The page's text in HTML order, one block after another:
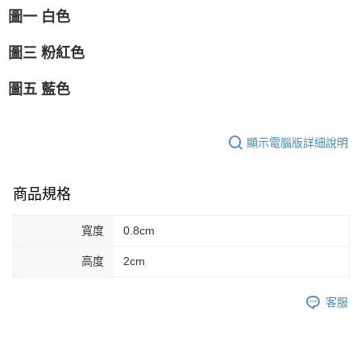
圖一 白色
圖三 粉紅色
圖五 藍色
顯示電腦版詳細說明
商品規格
寬度 0.8cm
高度 2cm
客服